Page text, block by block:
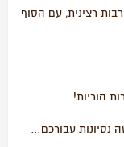
רצינית, עם הסוף
הוריות!
נסיונות עבורכם…